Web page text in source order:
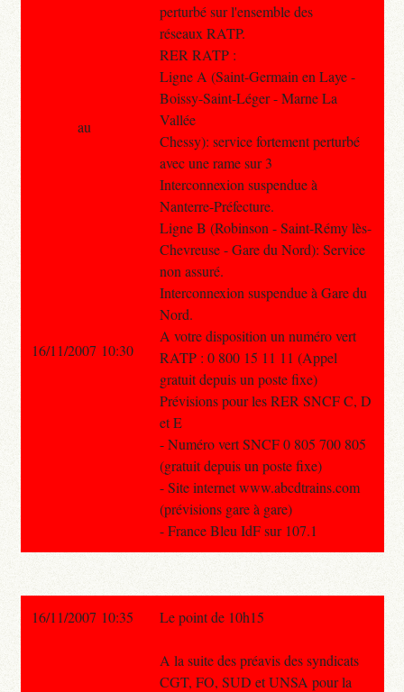
perturbé sur l'ensemble des
réseaux RATP.
RER RATP :
Ligne A (Saint-Germain en Laye -
Boissy-Saint-Léger - Marne La
Vallée
Chessy): service fortement perturbé
avec une rame sur 3
Interconnexion suspendue à
Nanterre-Préfecture.
Ligne B (Robinson - Saint-Rémy lès-
Chevreuse - Gare du Nord): Service
non assuré.
Interconnexion suspendue à Gare du
Nord.
A votre disposition un numéro vert
RATP : 0 800 15 11 11 (Appel
gratuit depuis un poste fixe)
Prévisions pour les RER SNCF C, D
et E
- Numéro vert SNCF 0 805 700 805
(gratuit depuis un poste fixe)
- Site internet www.abcdtrains.com
(prévisions gare à gare)
- France Bleu IdF sur 107.1
au
16/11/2007 10:30
16/11/2007 10:35 Le point de 10h15
A la suite des préavis des syndicats
CGT, FO, SUD et UNSA pour la